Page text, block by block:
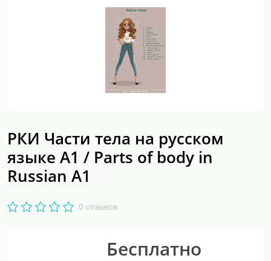
РКИ Части тела на русском
языке А1 / Parts of body in
Russian A1
0 отзывов
Бесплатно